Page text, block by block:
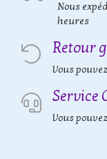
Nous
heures
Retour
Vous
Service
Vous